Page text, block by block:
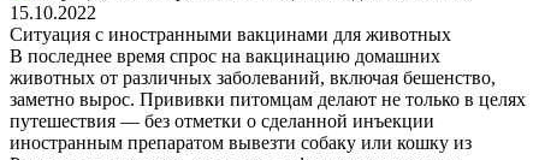
15.10.2022
Ситуация с иностранными вакцинами для животных
В последнее время спрос на вакцинацию домашних
животных от различных заболеваний, включая бешенство,
заметно вырос. Прививки питомцам делают не только в целях
путешествия — без отметки о сделанной инъекции
иностранным препаратом вывезти собаку или кошку из